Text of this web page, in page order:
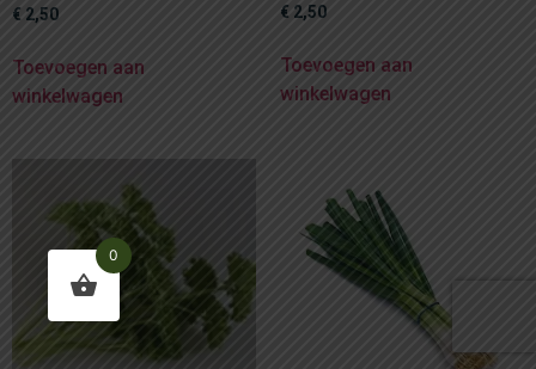
€ 2,50
Toevoegen aan
winkelwagen
€ 2,50
Toevoegen aan
winkelwagen
0